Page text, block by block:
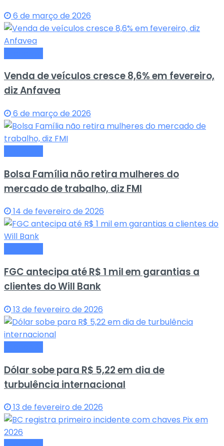
6 de março de 2026
Venda de veículos cresce 8,6% em fevereiro,
diz Anfavea
6 de março de 2026
Bolsa Família não retira mulheres do
mercado de trabalho, diz FMI
14 de fevereiro de 2026
FGC antecipa até R$ 1 mil em garantias a
clientes do Will Bank
13 de fevereiro de 2026
Dólar sobe para R$ 5,22 em dia de
turbulência internacional
13 de fevereiro de 2026